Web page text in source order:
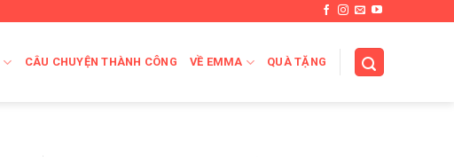
CÂU CHUYỆN THÀNH CÔNG VỀ EMMA QUÀ TẶNG